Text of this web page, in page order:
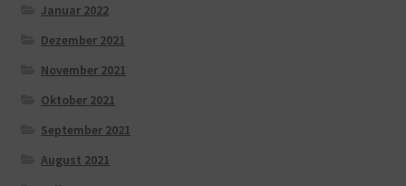
Januar 2022
Dezember 2021
November 2021
Oktober 2021
September 2021
August 2021